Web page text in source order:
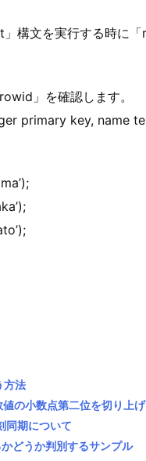
構文を実行する時に「
」を確認します。
primary key, name
方法
の小数点第二位を切り上
期について
どうか判別するサンプル